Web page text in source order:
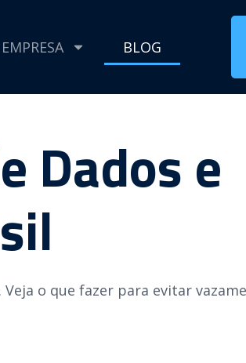
BLOG
Dados e
o que fazer para evitar